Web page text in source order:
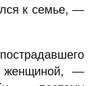
к семье, —
женщиной, —